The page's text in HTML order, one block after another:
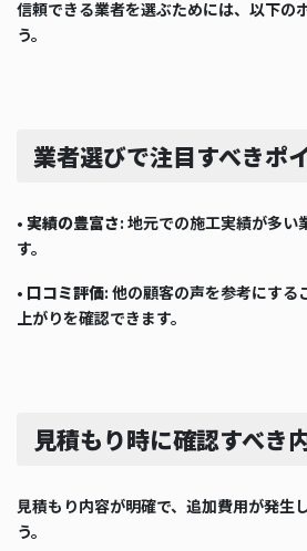
信頼できる業者を選ぶためには、以下の
う。
業者選びで注目すべきポ
• 実績の豊富さ: 地元での施工実績が多い
す。
• 口コミ評価: 他の顧客の声を参考にする
上がりを確認できます。
見積もり時に確認すべき
見積もり内容が明確で、追加費用が発生
う。